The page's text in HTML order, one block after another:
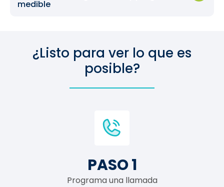
medible
¿Listo para ver lo que es
posible?
PASO 1
Programa una llamada